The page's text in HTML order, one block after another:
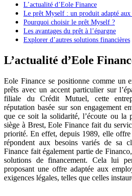
L’actualité d’Eole Finance
Le prêt Myself : un produit adapté aux
Pourquoi choisir le prêt Myself ?
Les avantages du prêt à l’épargne
Explorer d’autres solutions financières
L’actualité d’Eole
Eole Finance se positionne comme un
prêts avec un accent particulier sur
filiale du Crédit Mutuel, cette
réputation basée sur son engagement
que ce soit la solidarité, l’écoute ou la
siège à Brest, Eole Finance fait du
priorité. En effet, depuis 1989, elle
répondent aux besoins variés de sa
Finance fait également partie de
solutions de financement. Cela lui
proposant une offre adaptée aux
exigences légales, telles que celles